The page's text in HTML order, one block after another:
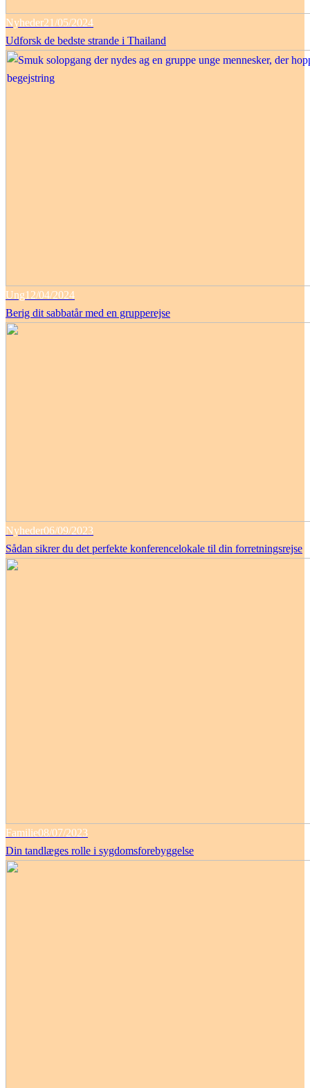
Nyheder21/05/2024
Udforsk de bedste strande i Thailand
Ung12/04/2024
Berig dit sabbatår med en grupperejse
Nyheder06/09/2023
Sådan sikrer du det perfekte konferencelokale til din forretningsrejse
Familie08/07/2023
Din tandlæges rolle i sygdomsforebyggelse